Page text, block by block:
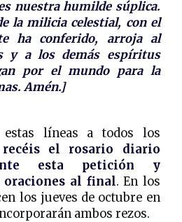
nuestra humilde súplica.
la milicia celestial, con el
ha conferido, arroja al
y a los demás espíritus
por el mundo para la
Amén.]
estas líneas a todos los
recéis el rosario diario
esta petición y
oraciones al final. En los
los jueves de octubre en
ambos rezos.